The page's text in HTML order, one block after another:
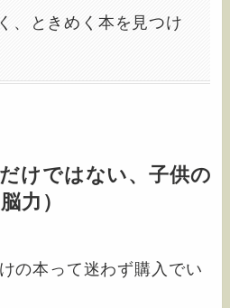
、ときめく本を見つけ
けではない、子供の
力）
の本って迷わず購入でい